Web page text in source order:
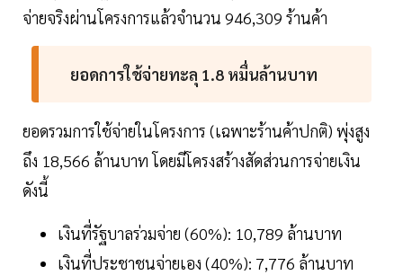
จ่ายจริงผ่านโครงการแล้วจำนวน 946,309 ร้านค้า
ยอดการใช้จ่ายทะลุ 1.8 หมื่นล้านบาท
ยอดรวมการใช้จ่ายในโครงการ (เฉพาะร้านค้าปกติ) พุ่งสูง
ถึง 18,566 ล้านบาท โดยมีโครงสร้างสัดส่วนการจ่ายเงิน
ดังนี้
เงินที่รัฐบาลร่วมจ่าย (60%): 10,789 ล้านบาท
เงินที่ประชาชนจ่ายเอง (40%): 7,776 ล้านบาท